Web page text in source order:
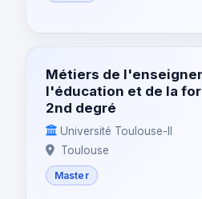
Métiers de
l'éducation et de la
2nd degré
Université Toulouse-II
Toulouse
Master